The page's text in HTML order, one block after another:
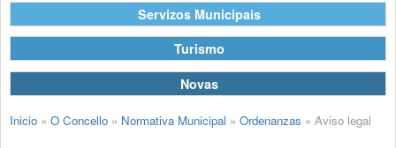
Servizos Municipais
Turismo
Novas
Inicio » O Concello » Normativa Municipal » Ordenanzas » Aviso legal